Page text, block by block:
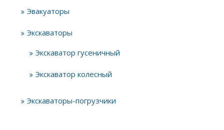
Эвакуаторы
Экскаваторы
Экскаватор гусеничный
Экскаватор колесный
Экскаваторы-погрузчики